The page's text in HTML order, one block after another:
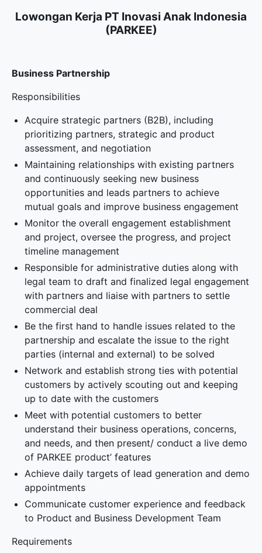
Lowongan Kerja PT Inovasi Anak Indonesia
(PARKEE)
Business Partnership
Responsibilities
Acquire strategic partners (B2B), including
prioritizing partners, strategic and product
assessment, and negotiation
Maintaining relationships with existing partners
and continuously seeking new business
opportunities and leads partners to achieve
mutual goals and improve business engagement
Monitor the overall engagement establishment
and project, oversee the progress, and project
timeline management
Responsible for administrative duties along with
legal team to draft and finalized legal engagement
with partners and liaise with partners to settle
commercial deal
Be the first hand to handle issues related to the
partnership and escalate the issue to the right
parties (internal and external) to be solved
Network and establish strong ties with potential
customers by actively scouting out and keeping
up to date with the customers
Meet with potential customers to better
understand their business operations, concerns,
and needs, and then present/ conduct a live demo
of PARKEE product’ features
Achieve daily targets of lead generation and demo
appointments
Communicate customer experience and feedback
to Product and Business Development Team
Requirements